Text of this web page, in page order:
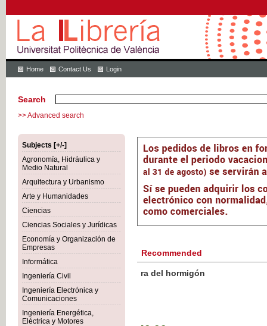
Home Contact Us Login
Search
>> Advanced search
Subjects [+/-]
Agronomía, Hidráulica y
Medio Natural
Arquitectura y Urbanismo
Arte y Humanidades
Ciencias
Ciencias Sociales y Jurídicas
Economía y Organización de
Empresas
Informática
Ingeniería Civil
Ingeniería Electrónica y
Comunicaciones
Ingeniería Energética,
Eléctrica y Motores
Recommended
Botánica Agroalimentaria